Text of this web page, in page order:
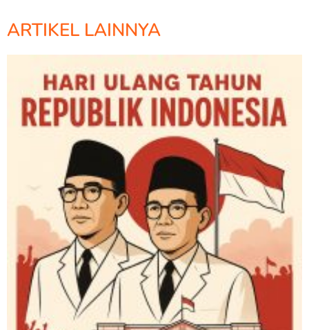
ARTIKEL LAINNYA